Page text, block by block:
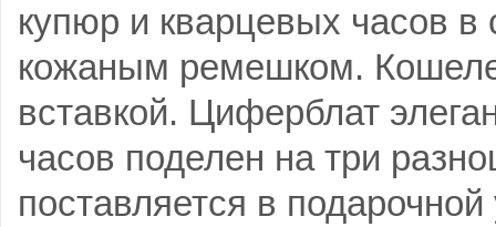
купюр и кварцевых часов в
кожаным ремешком.
вставкой. Циферблат
часов поделен на три
поставляется в подарочной